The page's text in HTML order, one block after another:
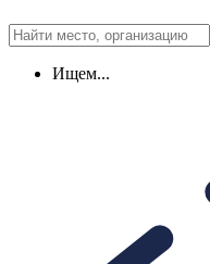
Ищем...